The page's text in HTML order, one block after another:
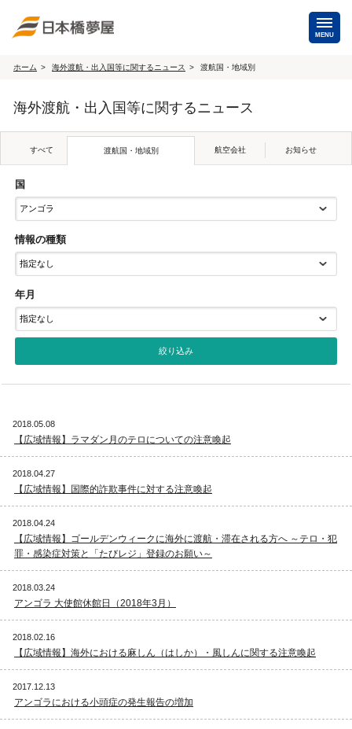
MENU
海外航空券
（日本発・海外発・世界一周）
保険・Wi-Fiレンタル
国内手配
航空券
貸切バス・ハイヤー 通訳・ガイド
選ばれる理由
採用情報
ホーム 海外渡航・出入国等に関するニュース 渡航国・地域別
海外渡航・出入国等に関するニュース
すべて 渡航国・地域別 航空会社 お知らせ
国
情報の種類
年月
2018.05.08
【広域情報】ラマダン月のテロについての注意喚起
2018.04.27
【広域情報】国際的詐欺事件に対する注意喚起
2018.04.24
【広域情報】ゴールデンウィークに海外に渡航・滞在される方へ ～テロ・犯
罪・感染症対策と「たびレジ」登録のお願い～
2018.03.24
アンゴラ 大使館休館日（2018年3月）
2018.02.16
【広域情報】海外における麻しん（はしか）・風しんに関する注意喚起
2017.12.13
アンゴラにおける小頭症の発生報告の増加